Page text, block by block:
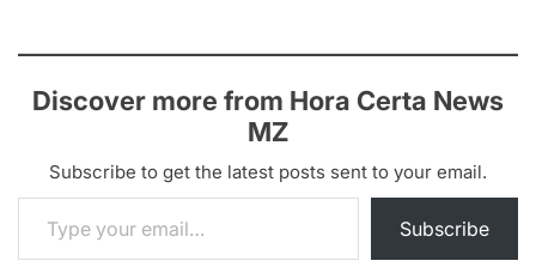
Discover more from Hora Certa News
MZ
Subscribe to get the latest posts sent to your email.
Type your email…
Subscribe